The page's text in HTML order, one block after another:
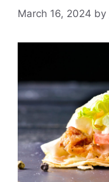
March 16, 2024 by